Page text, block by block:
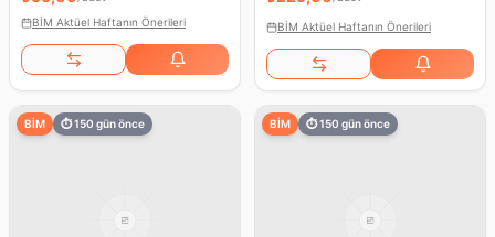
BİM Aktüel Haftanın Önerileri
BİM Aktüel Haftanın Önerileri
BİM ⏱150 gün önce BİM ⏱150 gün önce